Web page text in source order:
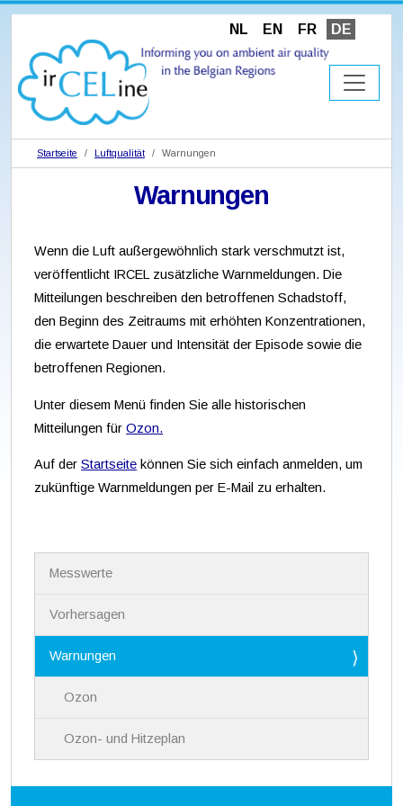
NL EN FR DE
Startseite Luftqualität Warnungen
Warnungen
Wenn die Luft außergewöhnlich stark verschmutzt ist,
veröffentlicht IRCEL zusätzliche Warnmeldungen. Die
Mitteilungen beschreiben den betroffenen Schadstoff,
den Beginn des Zeitraums mit erhöhten Konzentrationen,
die erwartete Dauer und Intensität der Episode sowie die
betroffenen Regionen.
Unter diesem Menü finden Sie alle historischen
Mitteilungen fürOzon.
Auf derStartseite können Sie sich einfach anmelden, um
zukünftige Warnmeldungen per E-Mail zu erhalten.
i
Messwerte
Vorhersagen
Warnungen
Ozon
Ozon- und Hitzeplan